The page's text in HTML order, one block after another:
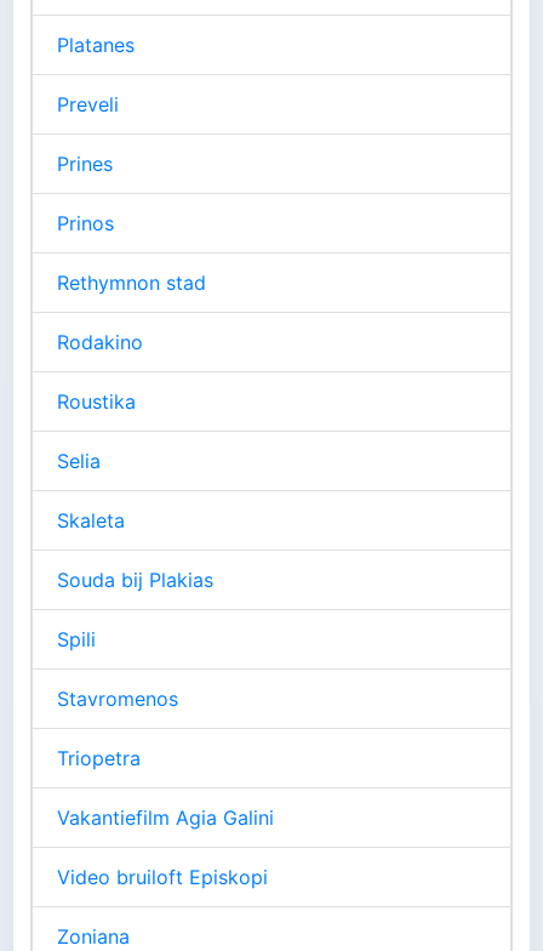
Platanes
Preveli
Prines
Prinos
Rethymnon stad
Rodakino
Roustika
Selia
Skaleta
Souda bij Plakias
Spili
Stavromenos
Triopetra
Vakantiefilm Agia Galini
Video bruiloft Episkopi
Zoniana